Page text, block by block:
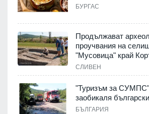
БУРГАС
Продължават
проучвания на
"Мусовица" край
СЛИВЕН
"Туризъм за
заобикаля
БЪЛГАРИЯ